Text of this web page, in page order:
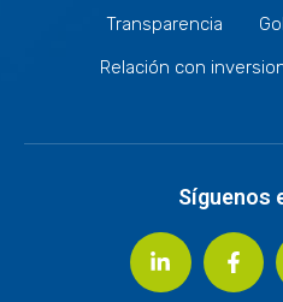
Transparencia
Relación con
Síguenos